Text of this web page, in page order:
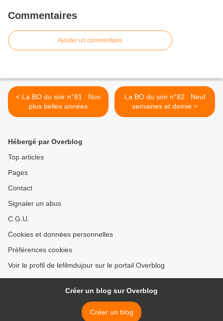
Commentaires
Ajouter un commentaire
< La BO du soir n°81 : Nos
plus belles années
La BO du soir n°82 : Neuf
semaines et demie >
Hébergé par Overblog
Top articles
Pages
Contact
Signaler un abus
C.G.U.
Cookies et données personnelles
Préférences cookies
Voir le profil de lefilmdujour sur le portail Overblog
Créer un blog sur Overblog
Créer un blog